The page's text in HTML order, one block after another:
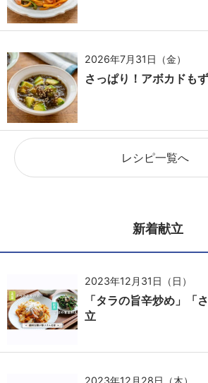
2026年7月31日（金）
さっぱり！アボカドもず
レシピ一覧へ
新着献立
2023年12月31日（日）
「タラの旨辛炒め」「
立
2023年12月28日（木）